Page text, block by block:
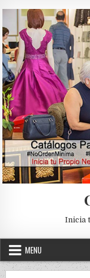
Inicia
MENU